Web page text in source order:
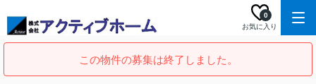
お気に入り
0
この物件の募集は終了しました。